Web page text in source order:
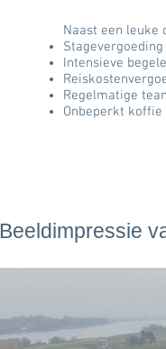
Naast een leuke
Stagevergoeding
Intensieve
Regelmatige
Onbeperkt koffie
Beeldimpressie